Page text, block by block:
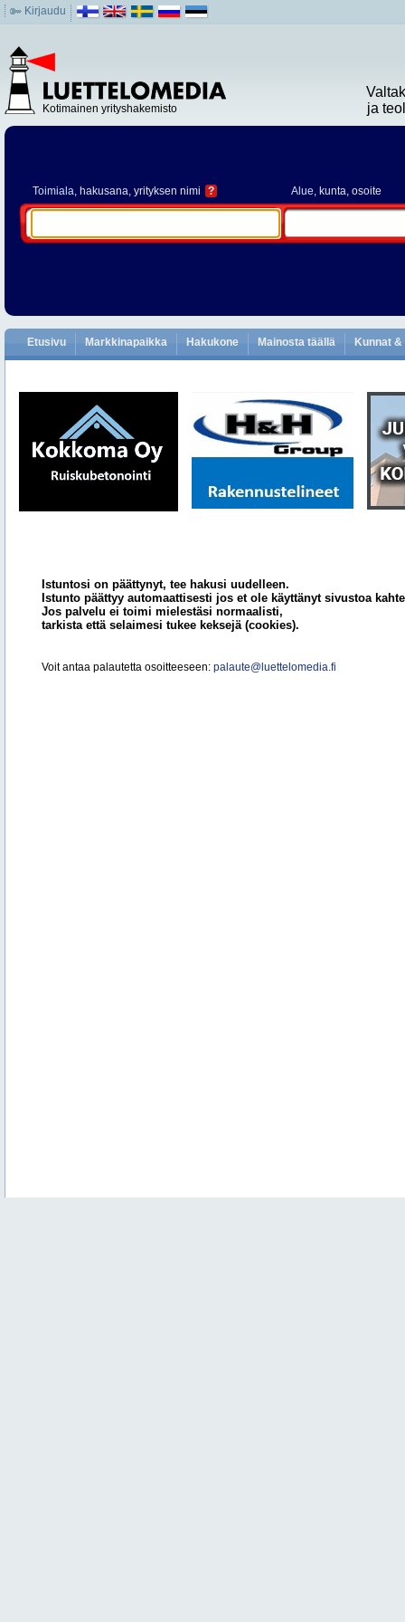
Kirjaudu
Kotimainen yrityshakemisto
ja
Toimiala, hakusana, yrityksen nimi ? Alue, kunta, osoite
Etusivu Markkinapaikka Hakukone Mainosta täällä Kunnat
Istuntosi on päättynyt, tee hakusi uudelleen.
Istunto päättyy automaattisesti jos et ole käyttänyt sivustoa
Jos palvelu ei toimi mielestäsi normaalisti,
tarkista että selaimesi tukee keksejä (cookies).
Voit antaa palautetta osoitteeseen: palaute@luettelomedia.fi